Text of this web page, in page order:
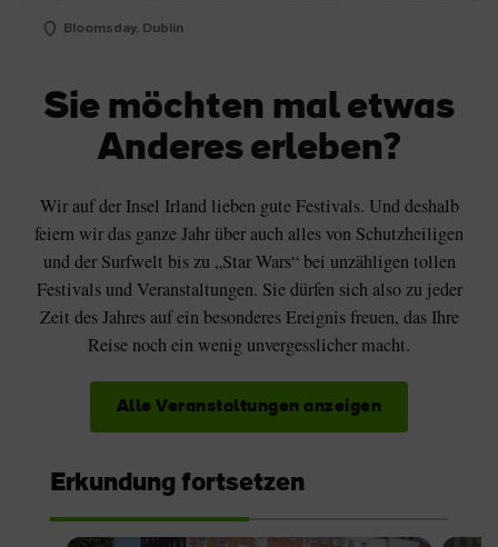
Bloomsday, Dublin
Sie möchten mal etwas
Anderes erleben?
Wir auf der Insel Irland lieben gute Festivals. Und deshalb
feiern wir das ganze Jahr über auch alles von Schutzheiligen
und der Surfwelt bis zu „Star Wars“ bei unzähligen tollen
Festivals und Veranstaltungen. Sie dürfen sich also zu jeder
Zeit des Jahres auf ein besonderes Ereignis freuen, das Ihre
Reise noch ein wenig unvergesslicher macht.
Alle Veranstaltungen anzeigen
Erkundung fortsetzen